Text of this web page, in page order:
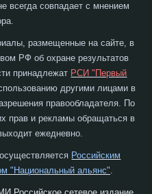
всегда совпадает с мнением
размещенные на сайте, в
РФ об охране результатов
принадлежат РСИ "Первый
другими лицами в
правообладателя. По
прав и рекламы обращаться в
ежедневно.
Российским
"Национальный альянс"